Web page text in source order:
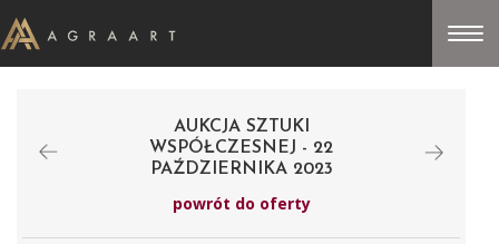
AUKCJA SZTUKI
WSPÓŁCZESNEJ - 22
PAŹDZIERNIKA 2023
powrót do oferty